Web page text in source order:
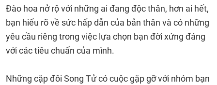
Đào hoa nở rộ với những ai đang độc thân, hơn ai hết,
bạn hiểu rõ về sức hấp dẫn của bản thân và có những
yêu cầu riêng trong việc lựa chọn bạn đời xứng đáng
với các tiêu chuẩn của mình.
Những cặp đôi Song Tử có cuộc gặp gỡ với nhóm bạn